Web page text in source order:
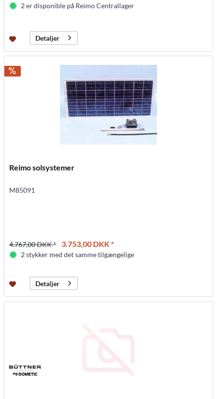
2 er disponible på Reimo Centrallager
Detaljer
Reimo solsystemer
M85091
4.767,00 DKK * 3.753,00 DKK *
2 stykker med det samme tilgængelige
Detaljer